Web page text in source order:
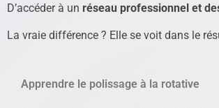
D’accéder à un réseau professionnel et
La vraie différence ? Elle se voit dans le
Apprendre le polissage à la rotative